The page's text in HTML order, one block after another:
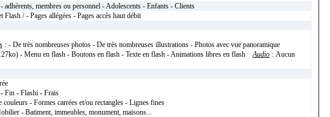
adhérents, membres ou personnel - Adolescents - Enfants - Clients
Flash / - Pages allégées - Pages accès haut débit
: - De très nombreuses photos - De très nombreuses illustrations - Photos avec vue panoramique
- Menu en flash - Boutons en flash - Texte en flash - Animations libres en flashAudio : Aucun
Fin - Flashi - Frais
couleurs - Formes carrées et/ou rectangles - Lignes fines
- Batiment, immeubles, monument, maisons...